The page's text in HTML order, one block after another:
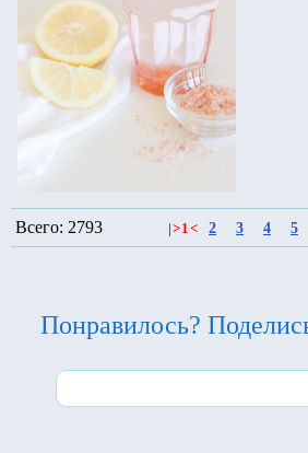
Всего: 2793 >1< 2 3 4 5
Понравилось?